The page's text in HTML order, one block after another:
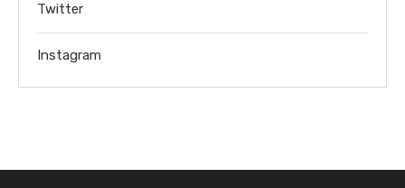
Twitter
Instagram